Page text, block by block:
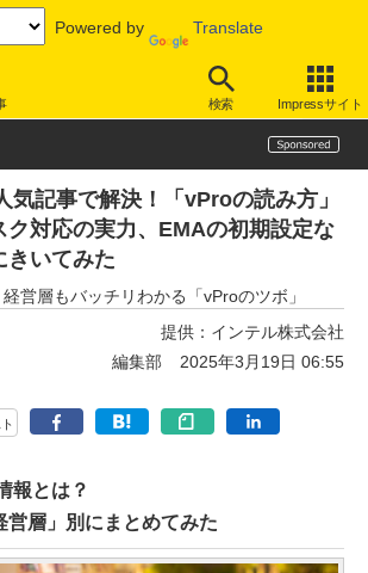
Powered by Translate
検索 Impressサイト
トピック テレワーク
気記事で解決！「vProの読み方」
ク対応の実力、EMAの初期設定な
きいてみた
営層もバッチリわかる「vProのツボ」
提供： インテル株式会社
編集部
2025年3月19日 06:55
報とは？
営層」別にまとめてみた